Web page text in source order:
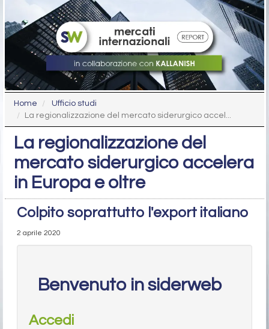
Home
Ufficio studi
La regionalizzazione del mercato siderurgico accel...
La regionalizzazione del
mercato siderurgico accelera
in Europa e oltre
Colpito soprattutto l'export italiano
2 aprile 2020
Benvenuto in siderweb
Accedi